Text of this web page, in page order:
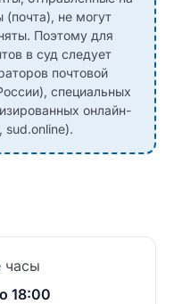
(почта), не могут
Поэтому для
в суд следует
почтовой
специальных
онлайн-
sud.online).
часы
18:00